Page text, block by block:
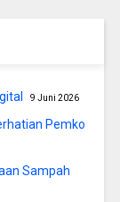
9 Juni 2026
Pemko
Sampah